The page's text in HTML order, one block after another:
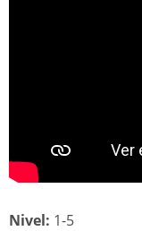
Nivel: 1-5